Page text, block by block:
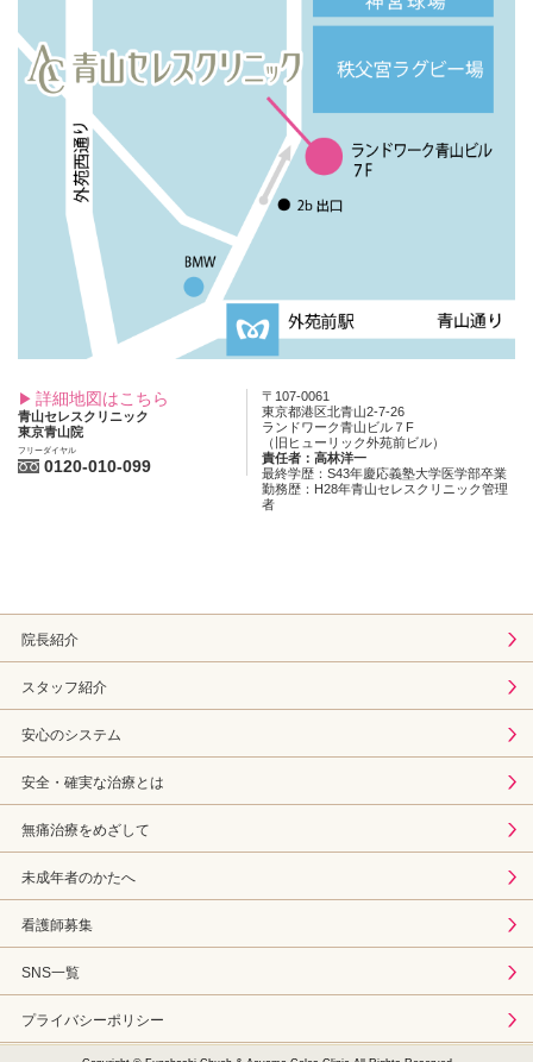
詳細地図はこちら
青山セレスクリニック
東京青山院
フリーダイヤル
0120-010-099
〒107-0061
東京都港区北青山2-7-26
ランドワーク青山ビル７F
（旧ヒューリック外苑前ビル）
責任者：高林洋一
最終学歴：S43年慶応義塾大学医学部卒業
勤務歴：H28年青山セレスクリニック管理
者
院長紹介
スタッフ紹介
安心のシステム
安全・確実な治療とは
無痛治療をめざして
未成年者のかたへ
看護師募集
SNS一覧
プライバシーポリシー